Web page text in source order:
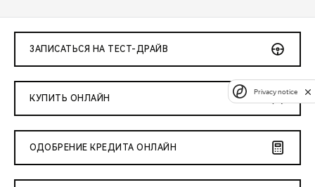
ЗАПИСАТЬСЯ НА ТЕСТ-ДРАЙВ
КУПИТЬ ОНЛАЙН
ОДОБРЕНИЕ КРЕДИТА ОНЛАЙН
Privacy notice